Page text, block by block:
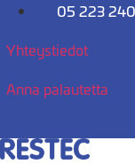
Mene
05 223
Yhteystiedot
Anna palautetta